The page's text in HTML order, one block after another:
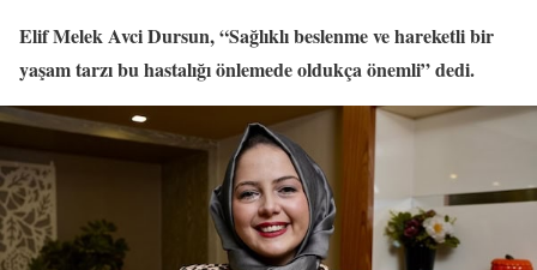
Elif Melek Avci Dursun, “Sağlıklı beslenme ve hareketli bir
yaşam tarzı bu hastalığı önlemede oldukça önemli” dedi.